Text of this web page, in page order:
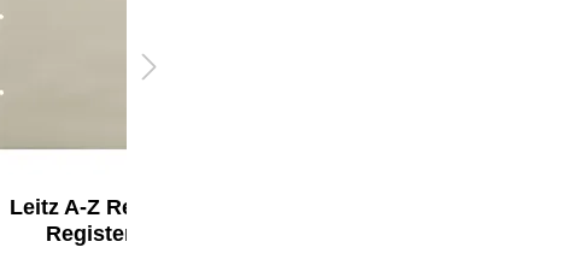
Leitz A-Z Register 120
Registerblätter